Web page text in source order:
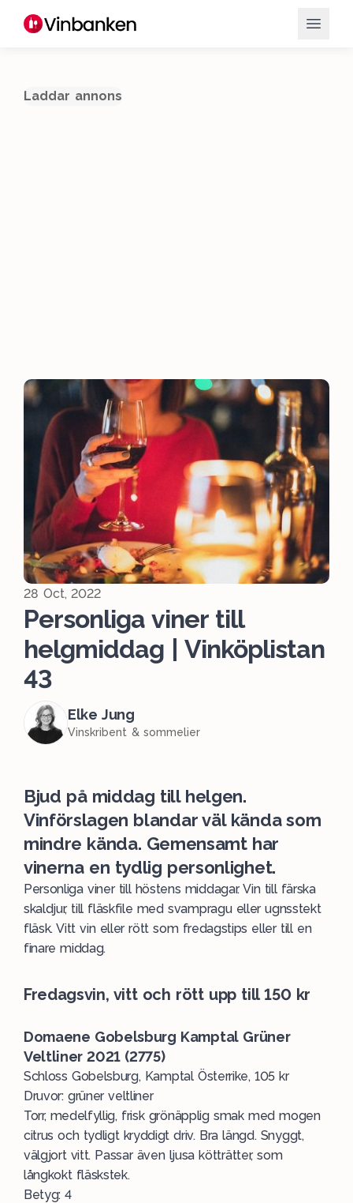
Laddar annons
28 Oct, 2022
Personliga viner till
helgmiddag | Vinköplistan
43
Elke Jung
Vinskribent & sommelier
Bjud på middag till helgen.
Vinförslagen blandar väl kända som
mindre kända. Gemensamt har
vinerna en tydlig personlighet.
Personliga viner till höstens middagar. Vin till färska
skaldjur, till fläskfile med svampragu eller ugnsstekt
fläsk. Vitt vin eller rött som fredagstips eller till en
finare middag.
Fredagsvin, vitt och rött upp till 150 kr
Domaene Gobelsburg Kamptal Grüner
Veltliner 2021 (2775)
Schloss Gobelsburg, Kamptal Österrike, 105 kr
Druvor: grüner veltliner
Torr, medelfyllig, frisk grönäpplig smak med mogen
citrus och tydligt kryddigt driv. Bra längd. Snyggt,
välgjort vitt. Passar även ljusa kötträtter, som
långkokt fläskstek.
Betyg: 4